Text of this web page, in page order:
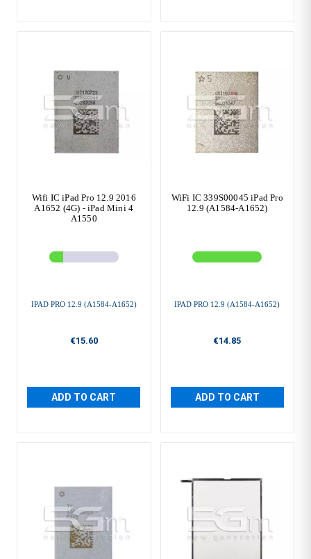
Wifi IC iPad Pro 12.9 2016
A1652 (4G) - iPad Mini 4
A1550
IPAD PRO 12.9 (A1584-A1652)
€15.60
ADD TO CART
WiFi IC 339S00045 iPad Pro
12.9 (A1584-A1652)
IPAD PRO 12.9 (A1584-A1652)
€14.85
ADD TO CART